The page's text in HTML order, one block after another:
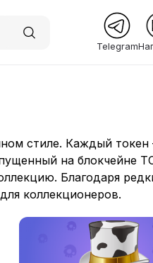
Telegram
стиле. Каждый
на блокчейне
Благодаря
коллекционеров.